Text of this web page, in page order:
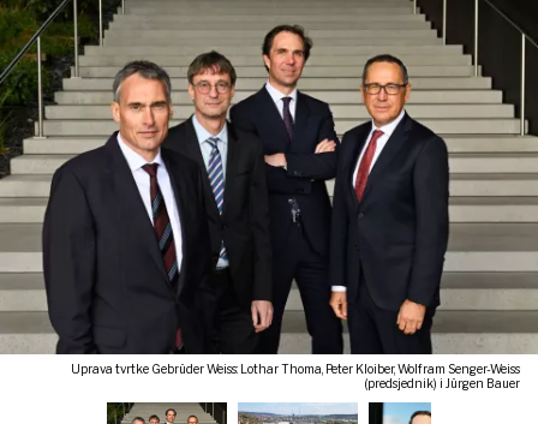
Uprava tvrtke Gebrüder Weiss: Lothar Thoma, Peter Kloiber, Wolfram Senger-Weiss
(predsjednik) i Jürgen Bauer